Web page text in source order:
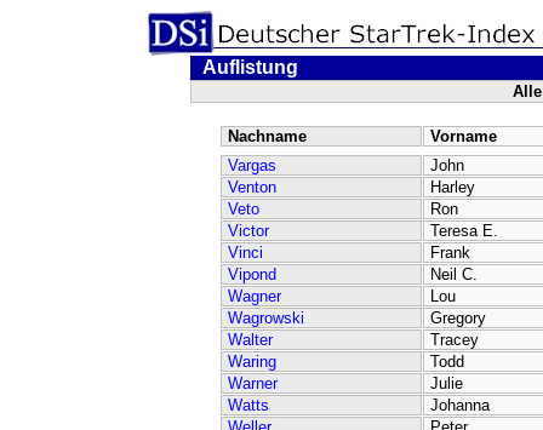
Auflistung
Nachname
Vorname
Vargas
John
Venton
Harley
Veto
Ron
Victor
Teresa E.
Vinci
Frank
Vipond
Neil C.
Wagner
Lou
Wagrowski
Gregory
Walter
Tracey
Waring
Todd
Warner
Julie
Watts
Johanna